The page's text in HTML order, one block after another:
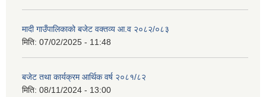
मादी गाउँपालिकाको बजेट वक्तव्य आ.व २०८२/०८३
मिति: 07/02/2025 - 11:48
बजेट तथा कार्यक्रम आर्थिक वर्ष २०८१/८२
मिति: 08/11/2024 - 13:00